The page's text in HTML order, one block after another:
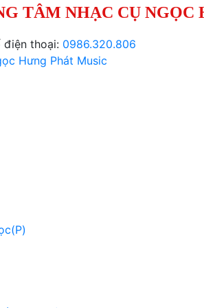
TÂM NHẠC CỤ NGỌC
điện thoại: 0986.320.806
Hưng Phát Music